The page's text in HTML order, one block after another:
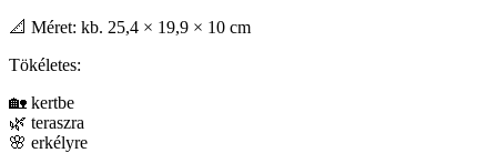
📐 Méret: kb. 25,4 × 19,9 × 10 cm
Tökéletes:
🏡 kertbe
🌿 teraszra
🌸 erkélyre